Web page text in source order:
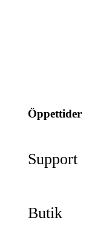
Öppettider
Support
Butik